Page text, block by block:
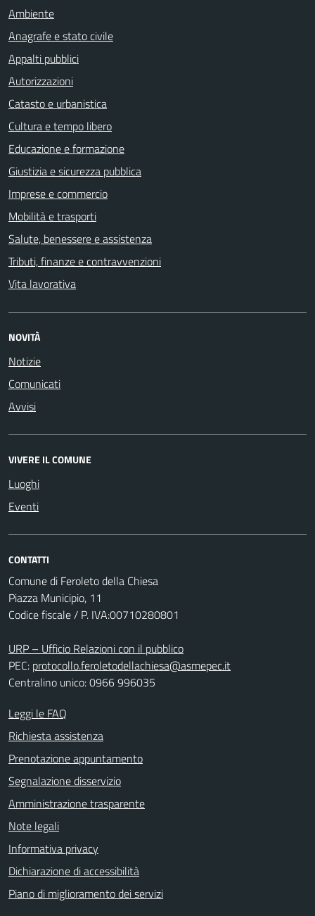
Ambiente
Anagrafe e stato civile
Appalti pubblici
Autorizzazioni
Catasto e urbanistica
Cultura e tempo libero
Educazione e formazione
Giustizia e sicurezza pubblica
Imprese e commercio
Mobilità e trasporti
Salute, benessere e assistenza
Tributi, finanze e contravvenzioni
Vita lavorativa
NOVITÀ
Notizie
Comunicati
Avvisi
VIVERE IL COMUNE
Luoghi
Eventi
CONTATTI
Comune di Feroleto della Chiesa
Piazza Municipio, 11
Codice fiscale / P. IVA:00710280801
URP – Ufficio Relazioni con il pubblico
PEC: protocollo.feroletodellachiesa@asmepec.it
Centralino unico: 0966 996035
Leggi le FAQ
Richiesta assistenza
Prenotazione appuntamento
Segnalazione disservizio
Amministrazione trasparente
Note legali
Informativa privacy
Dichiarazione di accessibilità
Piano di miglioramento dei servizi